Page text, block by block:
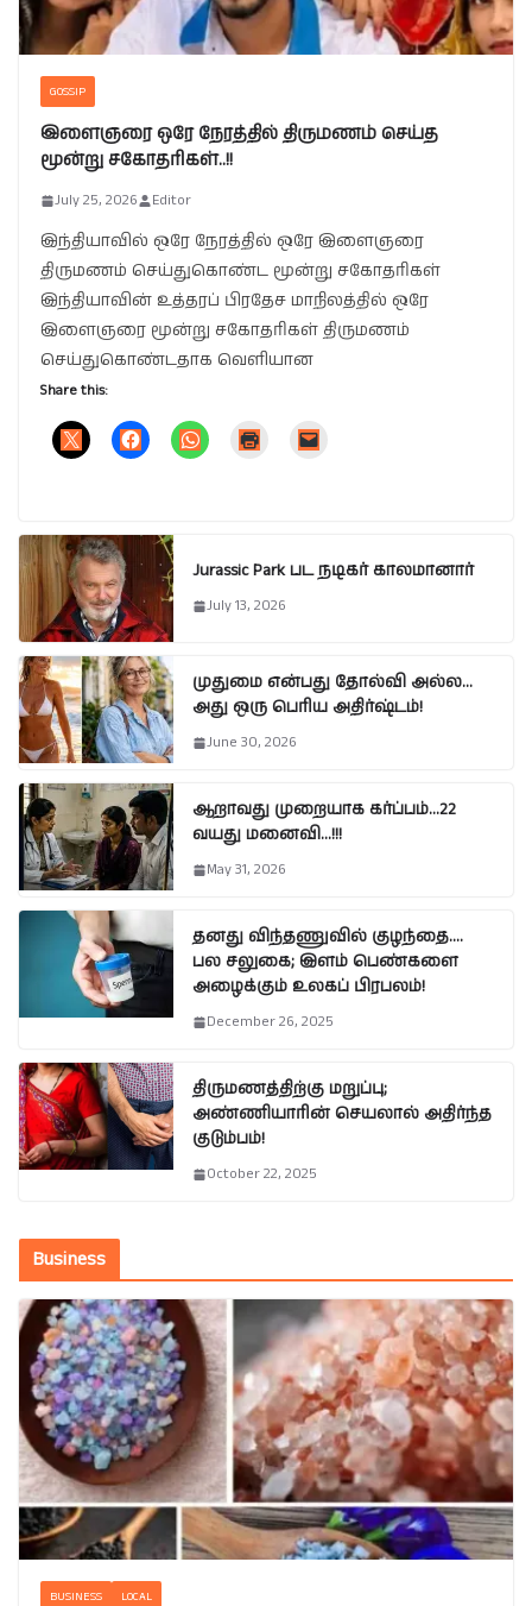
GOSSIP
இளைஞரை ஒரே நேரத்தில் திருமணம் செய்த
மூன்று சகோதரிகள்..!!
July 25, 2026 Editor
இந்தியாவில் ஒரே நேரத்தில் ஒரே இளைஞரை
திருமணம் செய்துகொண்ட மூன்று சகோதரிகள்
இந்தியாவின் உத்தரப் பிரதேச மாநிலத்தில் ஒரே
இளைஞரை மூன்று சகோதரிகள் திருமணம்
செய்துகொண்டதாக வெளியான
Share this:
Jurassic Park பட நடிகர் காலமானார்
July 13, 2026
முதுமை என்பது தோல்வி அல்ல…
அது ஒரு பெரிய அதிர்ஷ்டம்!
June 30, 2026
ஆறாவது முறையாக கர்ப்பம்…22
வயது மனைவி…!!!
May 31, 2026
தனது விந்தணுவில் குழந்தை….
பல சலுகை; இளம் பெண்களை
அழைக்கும் உலகப் பிரபலம்!
December 26, 2025
திருமணத்திற்கு மறுப்பு;
அண்ணியாரின் செயலால் அதிர்ந்த
குடும்பம்!
October 22, 2025
Business
BUSINESS LOCAL